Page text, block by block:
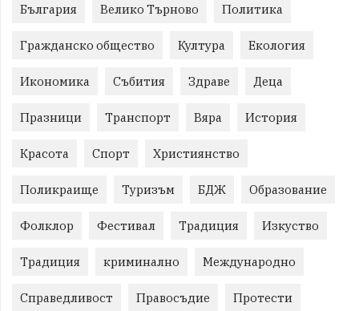
България Велико Търново Политика
Гражданско общество Култура Екология
Икономика Събития Здраве Деца
Празници Транспорт Вяра История
Красота Спорт Християнство
Поликраище Туризъм БДЖ Образование
Фолклор Фестивал Традиция Изкуство
Традиция криминално Международно
Справедливост Правосъдие Протести